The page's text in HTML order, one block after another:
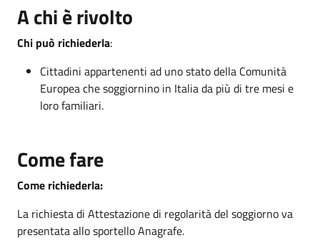
A chi è rivolto
Chi può richiederla:
Cittadini appartenenti ad uno stato della Comunità
Europea che soggiornino in Italia da più di tre mesi e
loro familiari.
Come fare
Come richiederla:
La richiesta di Attestazione di regolarità del soggiorno va
presentata allo sportello Anagrafe.